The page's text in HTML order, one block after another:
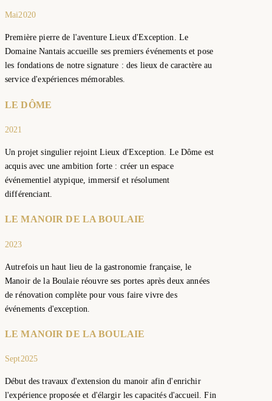
Mai2020
Première pierre de l'aventure Lieux d'Exception. Le
Domaine Nantais accueille ses premiers événements et pose
les fondations de notre signature : des lieux de caractère au
service d'expériences mémorables.
LE DÔME
2021
Un projet singulier rejoint Lieux d'Exception. Le Dôme est
acquis avec une ambition forte : créer un espace
événementiel atypique, immersif et résolument
différenciant.
LE MANOIR DE LA BOULAIE
2023
Autrefois un haut lieu de la gastronomie française, le
Manoir de la Boulaie réouvre ses portes après deux années
de rénovation complète pour vous faire vivre des
événements d'exception.
LE MANOIR DE LA BOULAIE
Sept2025
Début des travaux d'extension du manoir afin d'enrichir
l'expérience proposée et d'élargir les capacités d'accueil. Fin